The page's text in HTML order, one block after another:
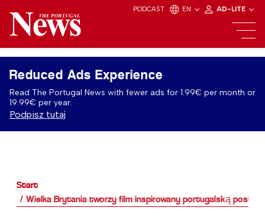
PODCAST EN AD-LITE
Reduced Ads Experience
Read The Portugal News with fewer ads for 1.99€ per month or
19.99€ per year.
Podpisz tutaj
Start
Wielka Brytania tworzy film inspirowany portugalską